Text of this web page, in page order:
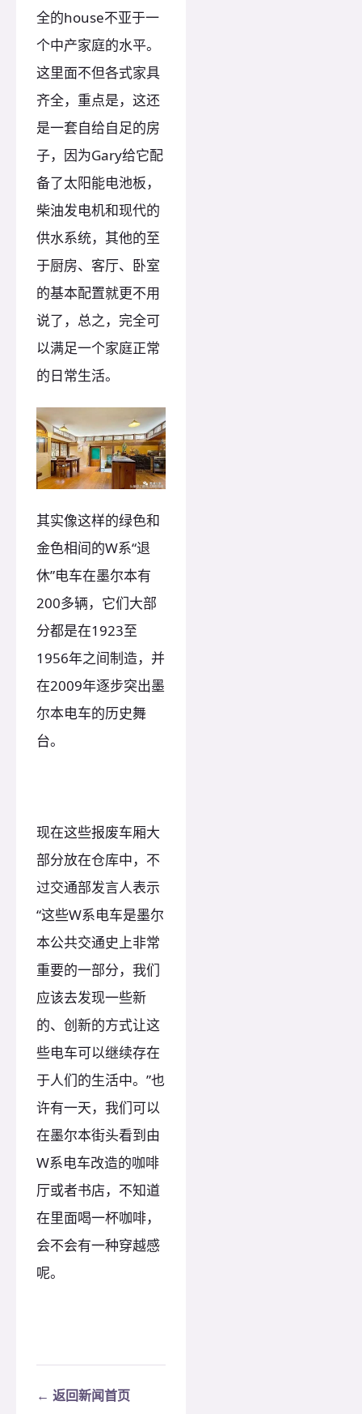
全的house不亚于一
个中产家庭的水平。
这里面不但各式家具
齐全，重点是，这还
是一套自给自足的房
子，因为Gary给它配
备了太阳能电池板，
柴油发电机和现代的
供水系统，其他的至
于厨房、客厅、卧室
的基本配置就更不用
说了，总之，完全可
以满足一个家庭正常
的日常生活。
其实像这样的绿色和
金色相间的W系“退
休”电车在墨尔本有
200多辆，它们大部
分都是在1923至
1956年之间制造，并
在2009年逐步突出墨
尔本电车的历史舞
台。
现在这些报废车厢大
部分放在仓库中，不
过交通部发言人表示
“这些W系电车是墨尔
本公共交通史上非常
重要的一部分，我们
应该去发现一些新
的、创新的方式让这
些电车可以继续存在
于人们的生活中。”也
许有一天，我们可以
在墨尔本街头看到由
W系电车改造的咖啡
厅或者书店，不知道
在里面喝一杯咖啡，
会不会有一种穿越感
呢。
← 返回新闻首页